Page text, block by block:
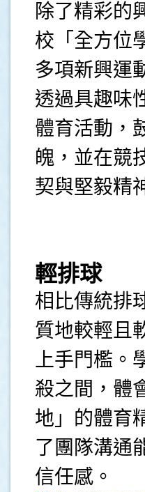
除了精彩的
校「全方位
多項新興運
透過具趣味
體育活動，
魄，並在競
契與堅毅精
輕排球
相比傳統排
質地較輕且
上手門檻。
殺之間，體
地」的體育
了團隊溝通
信任感。